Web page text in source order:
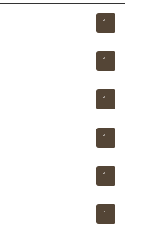
1
1
1
1
1
1